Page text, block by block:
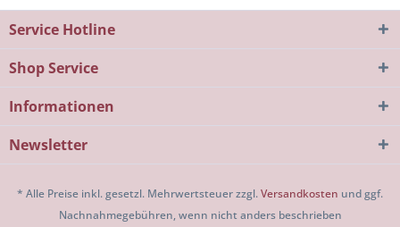
Service Hotline
Shop Service
Informationen
Newsletter
* Alle Preise inkl. gesetzl. Mehrwertsteuer zzgl.Versandkosten und ggf.
Nachnahmegebühren, wenn nicht anders beschrieben